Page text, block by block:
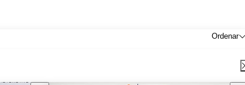
Ordenar